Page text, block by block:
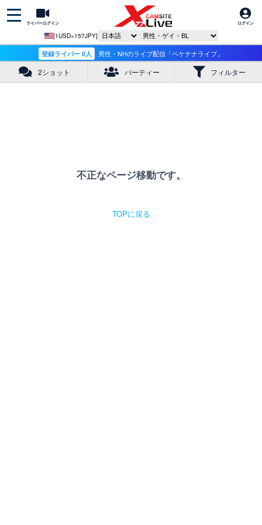
ライバーログイン ログイン
[1USD=157JPY]
登録ライバー 0人 男性・NHのライブ配信「ペケナナライブ」
2ショット パーティー フィルター
不正なページ移動です。
TOPに戻る